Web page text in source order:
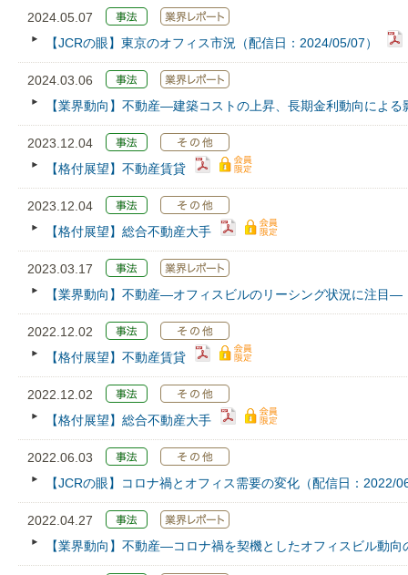
2024.05.07
【JCRの眼】東京のオフィス市況（配信日：2024/05/07）
2024.03.06
【業界動向】不動産―建築コストの上昇、長期金利動向によ
2023.12.04
【格付展望】不動産賃貸
2023.12.04
【格付展望】総合不動産大手
2023.03.17
【業界動向】不動産―オフィスビルのリーシング状況に注目―
2022.12.02
【格付展望】不動産賃貸
2022.12.02
【格付展望】総合不動産大手
2022.06.03
【JCRの眼】コロナ禍とオフィス需要の変化（配信日：2022/
2022.04.27
【業界動向】不動産―コロナ禍を契機としたオフィスビル動